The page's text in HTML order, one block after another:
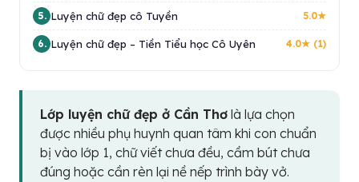
5. Luyện chữ đẹp cô Tuyền 5.0★
6. Luyện chữ đẹp – Tiền Tiểu học Cô Uyên 4.0★ (1)
Lớp luyện chữ đẹp ở Cần Thơ là lựa chọn
được nhiều phụ huynh quan tâm khi con chuẩn
bị vào lớp 1, chữ viết chưa đều, cầm bút chưa
đúng hoặc cần rèn lại nề nếp trình bày vở.